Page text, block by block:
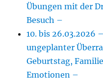
Übungen mit der
Besuch –
10. bis 26.03.2026
ungeplanter
Geburtstag,
Emotionen –